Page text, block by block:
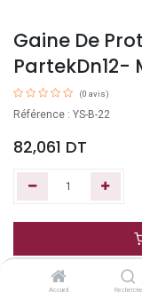
Accueil Recherche
Gaine De
PartekDn12-
(0 avis)
Référence : YS-B-22
82,061 DT